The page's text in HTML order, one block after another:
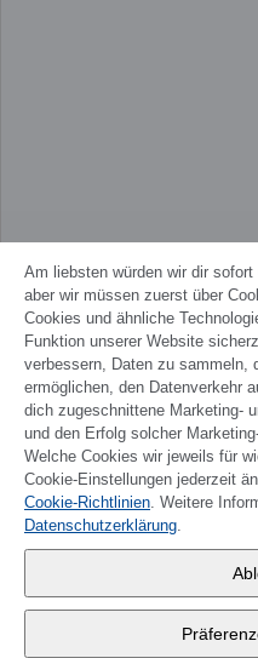
Fabrikstrasse 10, 3176
Am liebsten würden wir dir
aber wir müssen zuerst über
Cookies und ähnliche
Funktion unserer Website
verbessern, Daten zu sammeln,
ermöglichen, den Datenverkehr
dich zugeschnittene Marketing-
und den Erfolg solcher
Welche Cookies wir jeweils für
Cookie-Einstellungen jederzeit
Cookie-Richtlinien. Weitere
Datenschutzerklärung.